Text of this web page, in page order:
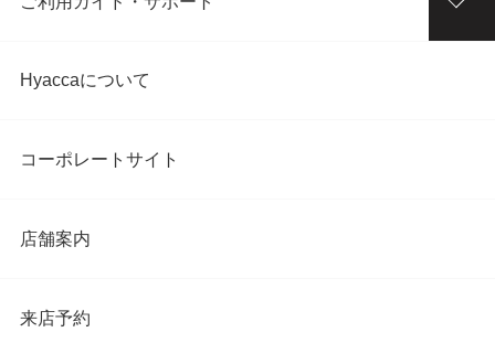
Hyaccaについて
コーポレートサイト
店舗案内
来店予約